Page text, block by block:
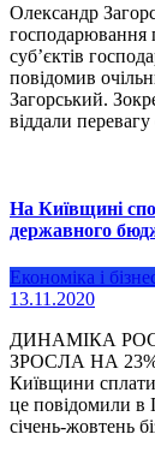
Олександр
господарювання
суб’єктів
повідомив
Загорський.
віддали
На Київщині
державного
Економіка і
13.11.2020
ДИНАМІКА
ЗРОСЛА НА 23%
Київщини
це повідомили в
січень-жовтень